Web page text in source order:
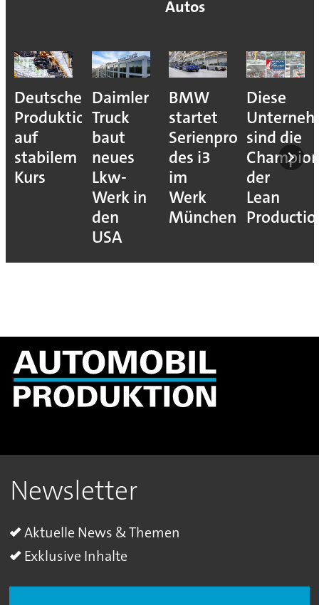
Autos
Deutsche
Produktion
auf
stabilem
Kurs
Daimler
Truck
baut
neues
Lkw-
Werk in
den
USA
BMW
startet
Serienproduktion
des i3
im
Werk
München
Diese
sind die
der
Lean
Newsletter
Aktuelle News & Themen
Exklusive Inhalte